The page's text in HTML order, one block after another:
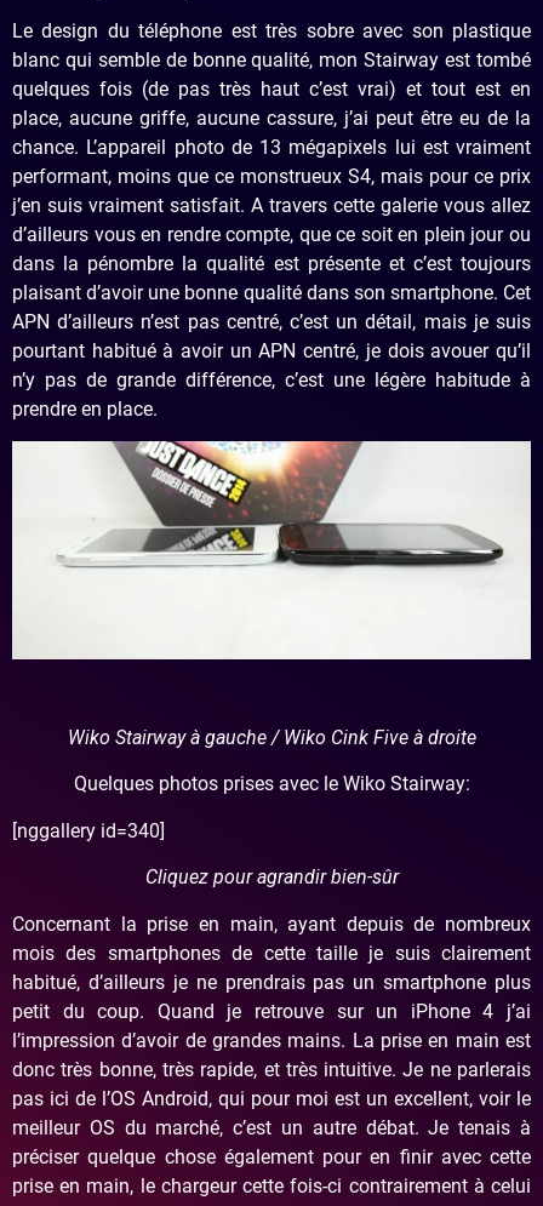
Le design du téléphone est très sobre avec son plastique
blanc qui semble de bonne qualité, mon Stairway est tombé
quelques fois (de pas très haut c’est vrai) et tout est en
place, aucune griffe, aucune cassure, j’ai peut être eu de la
chance. L’appareil photo de 13 mégapixels lui est vraiment
performant, moins que ce monstrueux S4, mais pour ce prix
j’en suis vraiment satisfait. A travers cette galerie vous allez
d’ailleurs vous en rendre compte, que ce soit en plein jour ou
dans la pénombre la qualité est présente et c’est toujours
plaisant d’avoir une bonne qualité dans son smartphone. Cet
APN d’ailleurs n’est pas centré, c’est un détail, mais je suis
pourtant habitué à avoir un APN centré, je dois avouer qu’il
n’y pas de grande différence, c’est une légère habitude à
prendre en place.
Wiko Stairway à gauche / Wiko Cink Five à droite
Quelques photos prises avec le Wiko Stairway:
[nggallery id=340]
Cliquez pour agrandir bien-sûr
Concernant la prise en main, ayant depuis de nombreux
mois des smartphones de cette taille je suis clairement
habitué, d’ailleurs je ne prendrais pas un smartphone plus
petit du coup. Quand je retrouve sur un iPhone 4 j’ai
l’impression d’avoir de grandes mains. La prise en main est
donc très bonne, très rapide, et très intuitive. Je ne parlerais
pas ici de l’OS Android, qui pour moi est un excellent, voir le
meilleur OS du marché, c’est un autre débat. Je tenais à
préciser quelque chose également pour en finir avec cette
prise en main, le chargeur cette fois-ci contrairement à celui